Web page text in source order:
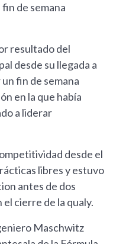
de semana
resultado del
desde su llegada a
fin de semana
en la que había
a liderar
desde el
libres y estuvo
antes de dos
cierre de la qualy.
Maschwitz